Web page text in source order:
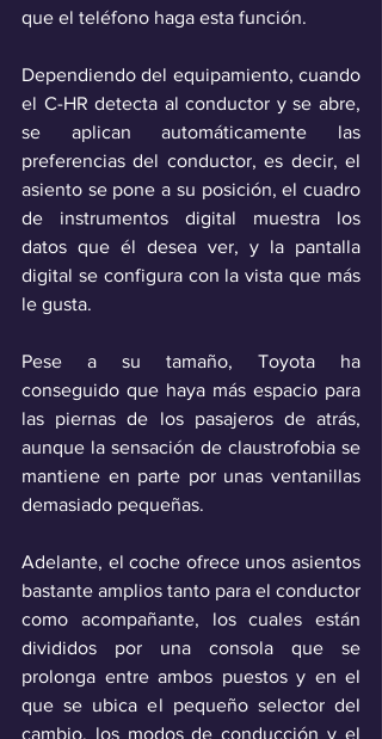
que el teléfono haga esta función.
Dependiendo del equipamiento, cuando
el C-HR detecta al conductor y se abre,
se aplican automáticamente las
preferencias del conductor, es decir, el
asiento se pone a su posición, el cuadro
de instrumentos digital muestra los
datos que él desea ver, y la pantalla
digital se configura con la vista que más
le gusta.
Pese a su tamaño, Toyota ha
conseguido que haya más espacio para
las piernas de los pasajeros de atrás,
aunque la sensación de claustrofobia se
mantiene en parte por unas ventanillas
demasiado pequeñas.
Adelante, el coche ofrece unos asientos
bastante amplios tanto para el conductor
como acompañante, los cuales están
divididos por una consola que se
prolonga entre ambos puestos y en el
que se ubica el pequeño selector del
cambio, los modos de conducción y el